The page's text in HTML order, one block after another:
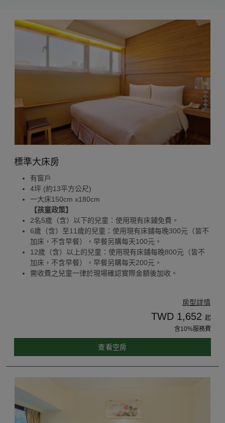
標準大床房
有窗戶
4坪 (約13平方公尺)
一大床150cm x180cm
【孩童政策】
2名5歲（含）以下的兒童：使用現有床鋪免費。
6歲（含）至11歲的兒童：使用現有床鋪每晚300元（皆不
加床，不含早餐），早餐另購每天100元。
12歲（含）以上的兒童：使用現有床鋪每晚800元（皆不
加床，不含早餐），早餐另購每天200元。
需收費之兒童一律於現場確認實際金額後加收。
房型詳情
TWD 1,652 起
含10%服務費
查看空房